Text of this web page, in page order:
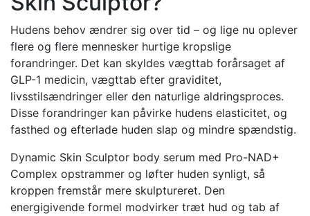
Hudens behov ændrer sig over tid – og lige nu oplever
flere og flere mennesker hurtige kropslige
forandringer. Det kan skyldes vægttab forårsaget af
GLP-1 medicin, vægttab efter graviditet,
livsstilsændringer eller den naturlige aldringsproces.
Disse forandringer kan påvirke hudens elasticitet, og
fasthed og efterlade huden slap og mindre spændstig.
Dynamic Skin Sculptor body serum med Pro-NAD+
Complex opstrammer og løfter huden synligt, så
kroppen fremstår mere skulptureret. Den
energigivende formel modvirker træt hud og tab af